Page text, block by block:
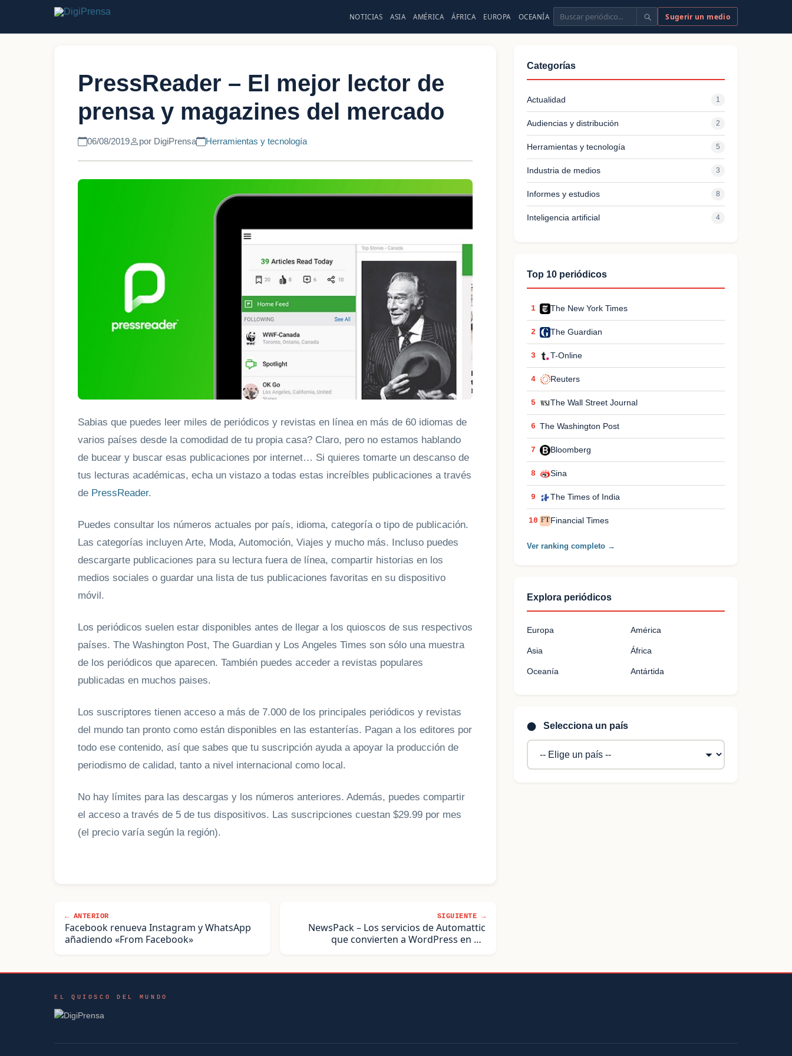
NOTICIAS ASIA AMÉRICA ÁFRICA EUROPA OCEANÍA Buscar Sugerir un medio
PressReader – El mejor lector de
prensa y magazines del mercado
06/08/2019 por DigiPrensa Herramientas y tecnología
Sabias que puedes leer miles de periódicos y revistas en línea en más de 60 idiomas de
varios países desde la comodidad de tu propia casa? Claro, pero no estamos hablando
de bucear y buscar esas publicaciones por internet… Si quieres tomarte un descanso de
tus lecturas académicas, echa un vistazo a todas estas increíbles publicaciones a través
de PressReader.
Puedes consultar los números actuales por país, idioma, categoría o tipo de publicación.
Las categorías incluyen Arte, Moda, Automoción, Viajes y mucho más. Incluso puedes
descargarte publicaciones para su lectura fuera de línea, compartir historias en los
medios sociales o guardar una lista de tus publicaciones favoritas en su dispositivo
móvil.
Los periódicos suelen estar disponibles antes de llegar a los quioscos de sus respectivos
países. The Washington Post, The Guardian y Los Angeles Times son sólo una muestra
de los periódicos que aparecen. También puedes acceder a revistas populares
publicadas en muchos paises.
Los suscriptores tienen acceso a más de 7.000 de los principales periódicos y revistas
del mundo tan pronto como están disponibles en las estanterías. Pagan a los editores por
todo ese contenido, así que sabes que tu suscripción ayuda a apoyar la producción de
periodismo de calidad, tanto a nivel internacional como local.
No hay límites para las descargas y los números anteriores. Además, puedes compartir
el acceso a través de 5 de tus dispositivos. Las suscripciones cuestan $29.99 por mes
(el precio varía según la región).
← ANTERIOR
Facebook renueva Instagram y WhatsApp
añadiendo «From Facebook»
SIGUIENTE →
NewsPack – Los servicios de Automattic
que convierten a WordPress en un
Categorías
Actualidad 1
Audiencias y distribución 2
Herramientas y tecnología 5
Industria de medios 3
Informes y estudios 8
Inteligencia artificial 4
Top 10 periódicos
1 The New York Times
2 The Guardian
3 T-Online
4 Reuters
5 The Wall Street Journal
6 The Washington Post
7 Bloomberg
8 Sina
9 The Times of India
10 Financial Times
Ver ranking completo →
Explora periódicos
Europa América
Asia África
Oceanía Antártida
Selecciona un país
EL QUIOSCO DEL MUNDO